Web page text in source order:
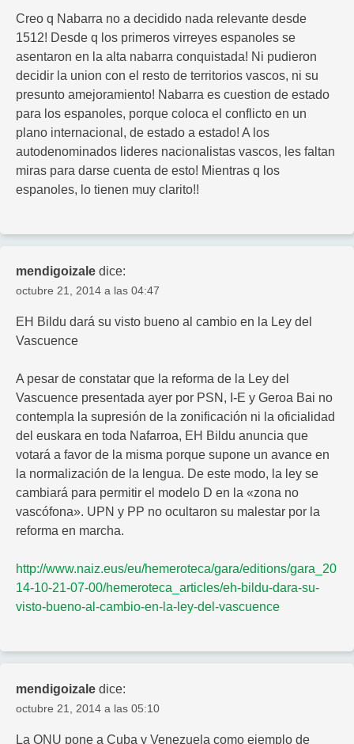
Creo q Nabarra no a decidido nada relevante desde
1512! Desde q los primeros virreyes espanoles se
asentaron en la alta nabarra conquistada! Ni pudieron
decidir la union con el resto de territorios vascos, ni su
presunto amejoramiento! Nabarra es cuestion de estado
para los espanoles, porque coloca el conflicto en un
plano internacional, de estado a estado! A los
autodenominados lideres nacionalistas vascos, les faltan
miras para darse cuenta de esto! Mientras q los
espanoles, lo tienen muy clarito!!
mendigoizale dice:
octubre 21, 2014 a las 04:47
EH Bildu dará su visto bueno al cambio en la Ley del
Vascuence
A pesar de constatar que la reforma de la Ley del
Vascuence presentada ayer por PSN, I-E y Geroa Bai no
contempla la supresión de la zonificación ni la oficialidad
del euskara en toda Nafarroa, EH Bildu anuncia que
votará a favor de la misma porque supone un avance en
la normalización de la lengua. De este modo, la ley se
cambiará para permitir el modelo D en la «zona no
vascófona». UPN y PP no ocultaron su malestar por la
reforma en marcha.
http://www.naiz.eus/eu/hemeroteca/gara/editions/gara_20
14-10-21-07-00/hemeroteca_articles/eh-bildu-dara-su-
visto-bueno-al-cambio-en-la-ley-del-vascuence
mendigoizale dice:
octubre 21, 2014 a las 05:10
La ONU pone a Cuba y Venezuela como ejemplo de